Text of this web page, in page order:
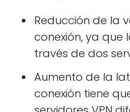
Reducción de la
conexión, ya que
través de dos
Aumento de la
conexión tiene